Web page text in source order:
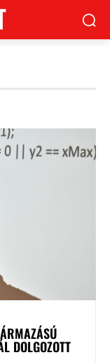
DOLGOZOTT